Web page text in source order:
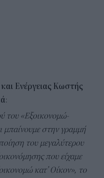
Ενέργειας Κωστής
:
του «Εξοικονομώ-
μπαίνουμε στην γραμμή
του μεγαλύτερου
που είχαμε
κατ’ Οίκον», το